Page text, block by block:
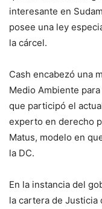
interesante en
posee una ley
la cárcel.
Cash encabezó una
Medio Ambiente
que participó el
experto en derecho
Matus, modelo en
la DC.
En la instancia del
la cartera de Justicia